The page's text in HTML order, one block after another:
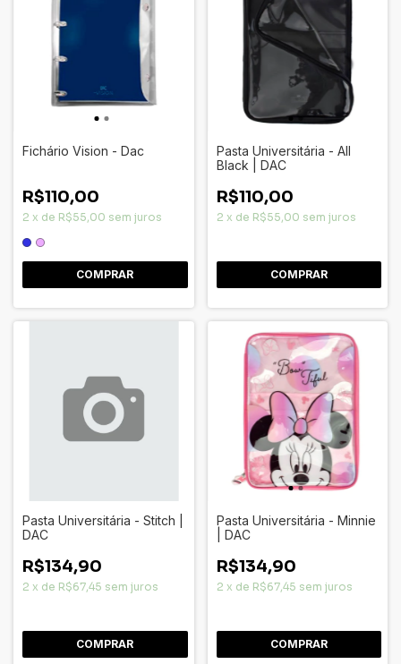
Fichário Vision - Dac
R$110,00
2 x de R$55,00 sem juros
COMPRAR
Pasta Universitária - All
Black | DAC
R$110,00
2 x de R$55,00 sem juros
Pasta Universitária - Stitch |
DAC
R$134,90
2 x de R$67,45 sem juros
Pasta Universitária - Minnie
| DAC
R$134,90
2 x de R$67,45 sem juros